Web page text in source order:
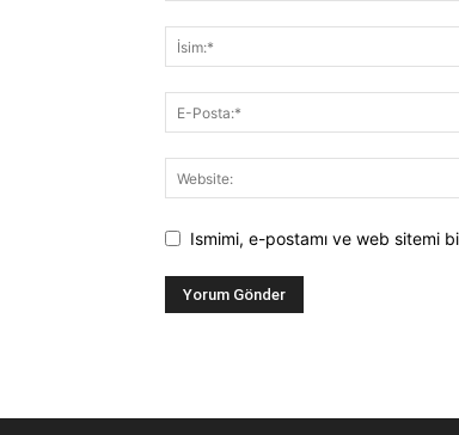
Ismimi, e-postamı ve web sitemi